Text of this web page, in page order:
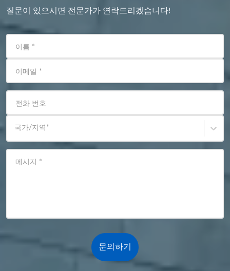
질문이 있으시면 전문가가 연락드리겠습니다!
이름 *
이메일 *
전화 번호
국가/지역 *
메시지 *
문의하기